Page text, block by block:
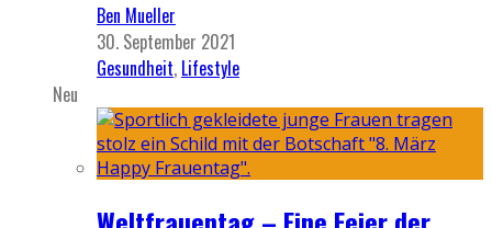
Ben Mueller
30. September 2021
Gesundheit, Lifestyle
Neu